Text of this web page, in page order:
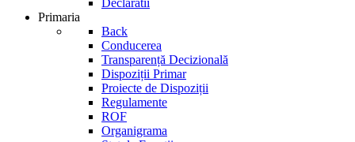
Declaratii
Primaria
Back
Conducerea
Transparență Decizională
Dispoziții Primar
Proiecte de Dispoziții
Regulamente
ROF
Organigrama